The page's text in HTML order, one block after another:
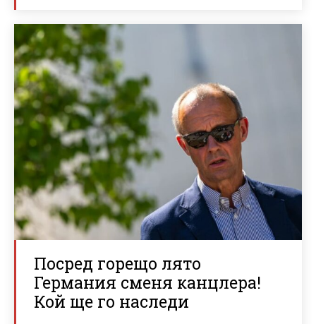
Посред горещо лято
Германия сменя канцлера!
Кой ще го наследи